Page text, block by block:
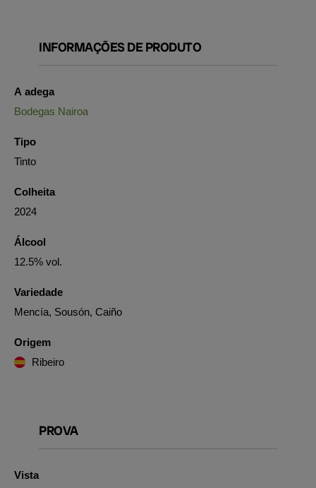
INFORMAÇÕES DE PRODUTO
A adega
Bodegas Nairoa
Tipo
Tinto
Colheita
2024
Álcool
12.5% vol.
Variedade
Mencía, Sousón, Caiño
Origem
Ribeiro
PROVA
Vista